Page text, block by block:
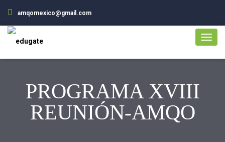
amqomexico@gmail.com
PROGRAMA XVIII
REUNIÓN-AMQO